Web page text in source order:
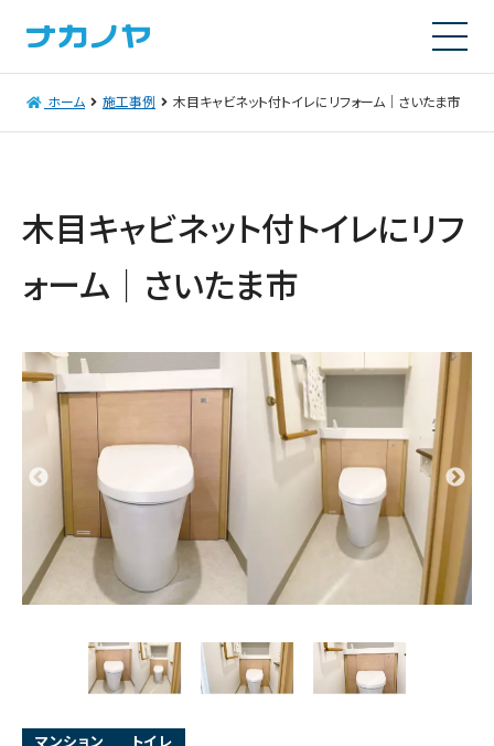
ホーム 施工事例 木目キャビネット付トイレにリフォーム｜さいたま市
木目キャビネット付トイレにリフ
ォーム｜さいたま市